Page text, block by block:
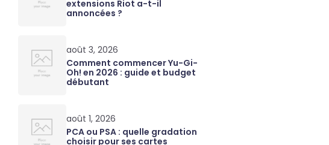
extensions Riot a-t-il
annoncées ?
août 3, 2026
Comment commencer Yu-Gi-
Oh! en 2026 : guide et budget
débutant
août 1, 2026
PCA ou PSA : quelle gradation
choisir pour ses cartes